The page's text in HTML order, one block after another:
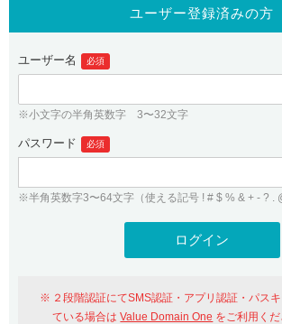
gTLDオークション NEW!
.jpドメインバックオーダー
プレミアムドメイン
人気ドメインの種類
WHOIS検索
紹介制度
バリュードメインAPI
ドメイン・ホスティングOEM
ログイン
従来のバリュードメインをご利用希望
Value Domainにログイン
おすすめ One レンタルサーバーを含む最新の
ユーザー登録
ユーザー登録済みの方
ユーザー名 必須
※小文字の半角英数字 3〜32文字
パスワード 必須
※半角英数字3〜64文字（使える記号 ! # $ % & + - ? .
２段階認証にてSMS認証・アプリ認証・パス
ている場合はValue Domain One をご利用くだ